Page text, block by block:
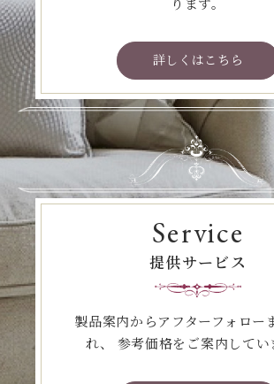
ります。
詳しくはこちら
Service
提供サービス
製品案内からアフターフォロー
れ、
参考価格をご案内してい